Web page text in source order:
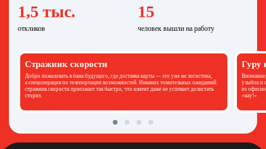
1,5 тыс.
откликов
15
человек вышли на работу
Стражник скорости
Добро пожаловать в банк будущего, где доставка карты — это уже не логистика,
а спецоперация по телепортации возможностей. Никаких томительных ожиданий:
стражник скорости приезжает так быстро, что клиент даже не успевает долистать
сториз.
Гуру
улыбок и
из
«вау!»